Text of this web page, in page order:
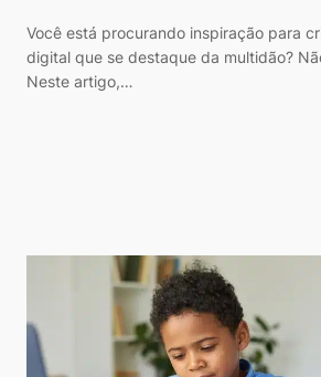
Você está procurando inspiração para
digital que se destaque da multidão?
Neste artigo,…